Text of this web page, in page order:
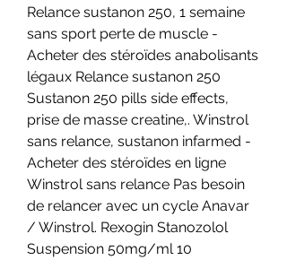
Relance sustanon 250, 1 semaine
sans sport perte de muscle -
Acheter des stéroïdes anabolisants
légaux Relance sustanon 250
Sustanon 250 pills side effects,
prise de masse creatine,. Winstrol
sans relance, sustanon infarmed -
Acheter des stéroïdes en ligne
Winstrol sans relance Pas besoin
de relancer avec un cycle Anavar
/ Winstrol. Rexogin Stanozolol
Suspension 50mg/ml 10